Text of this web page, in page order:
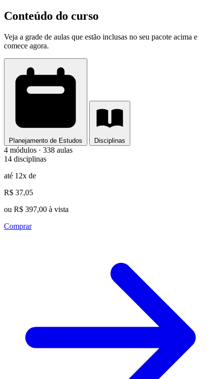
Conteúdo do curso
Veja a grade de aulas que estão inclusas no seu pacote acima e
comece agora.
Planejamento de Estudos Disciplinas
4 módulos · 338 aulas
14 disciplinas
até 12x de
R$ 37,05
ou R$ 397,00 à vista
Comprar